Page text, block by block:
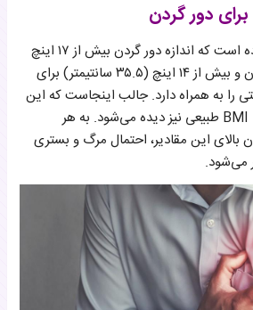
دور گردن
نتایج تحقیقات نشان داده است که اندازه دور گردن بیش از ۱۷ اینچ
(۴۳ سانتیمتر) برای مردان و بیش از ۱۴ اینچ (۳۵.۵ سانتیمتر) برای
را به همراه دارد. جالب اینجاست که این
خطرات حتی در افرادی با BMI طبیعی نیز دیده می‌شود. به هر
بالای این مقادیر، احتمال مرگ و بستری
می‌شود.